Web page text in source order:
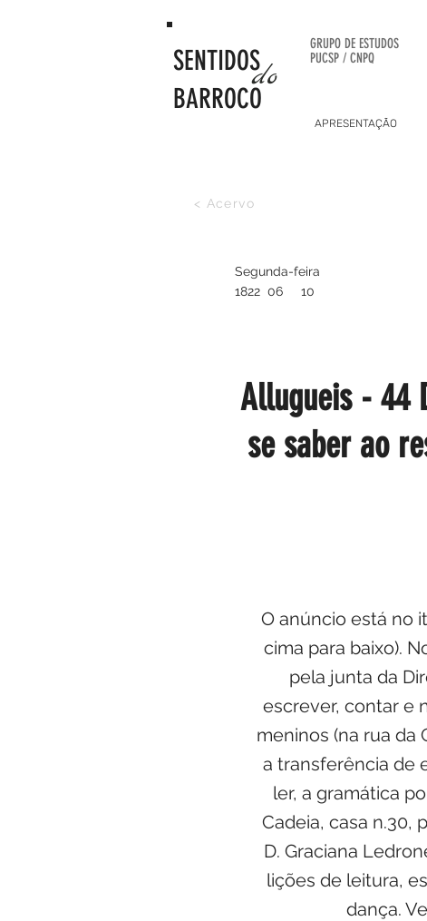
SENTIDOS
BARROCO
do
GRUPO DE ESTUDOS
PUCSP / CNPQ
APRESENTAÇÃO
< Acervo
Segunda-feira
1822 06 10
Allugueis - 44
se saber ao
O anúncio está no
cima para baixo).
pela junta da
escrever, contar e
meninos (na rua da
a transferência de
ler, a gramática
Cadeia, casa n.30,
D. Graciana
lições de leitura,
dança.